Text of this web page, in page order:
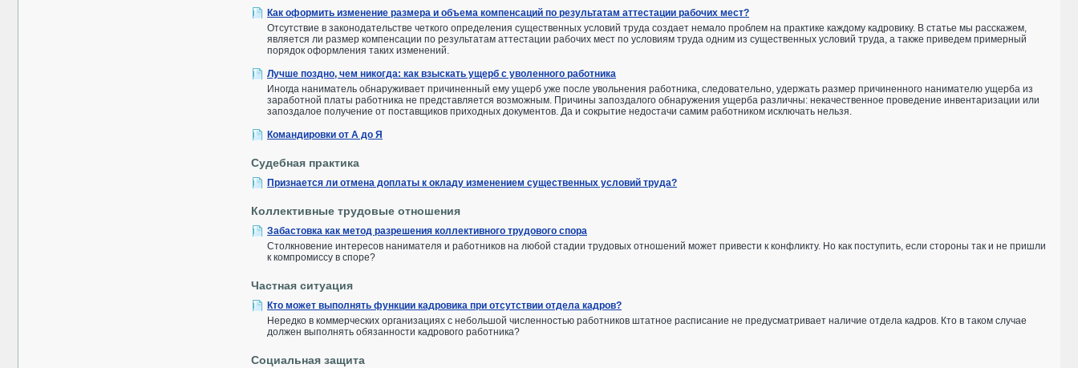
Как оформить изменение размера и объема компенсаций по результатам аттестации рабочих мест?
Отсутствие в законодательстве четкого определения существенных условий труда создает немало проблем на практике каждому кадровику. В статье мы расскажем,
является ли размер компенсации по результатам аттестации рабочих мест по условиям труда одним из существенных условий труда, а также приведем примерный
порядок оформления таких изменений.
Лучше поздно, чем никогда: как взыскать ущерб с уволенного работника
Иногда наниматель обнаруживает причиненный ему ущерб уже после увольнения работника, следовательно, удержать размер причиненного нанимателю ущерба из
заработной платы работника не представляется возможным. Причины запоздалого обнаружения ущерба различны: некачественное проведение инвентаризации или
запоздалое получение от поставщиков приходных документов. Да и сокрытие недостачи самим работником исключать нельзя.
Командировки от А до Я
Судебная практика
Признается ли отмена доплаты к окладу изменением существенных условий труда?
Коллективные трудовые отношения
Забастовка как метод разрешения коллективного трудового спора
Столкновение интересов нанимателя и работников на любой стадии трудовых отношений может привести к конфликту. Но как поступить, если стороны так и не пришли
к компромиссу в споре?
Частная ситуация
Кто может выполнять функции кадровика при отсутствии отдела кадров?
Нередко в коммерческих организациях с небольшой численностью работников штатное расписание не предусматривает наличие отдела кадров. Кто в таком случае
должен выполнять обязанности кадрового работника?
Социальная защита